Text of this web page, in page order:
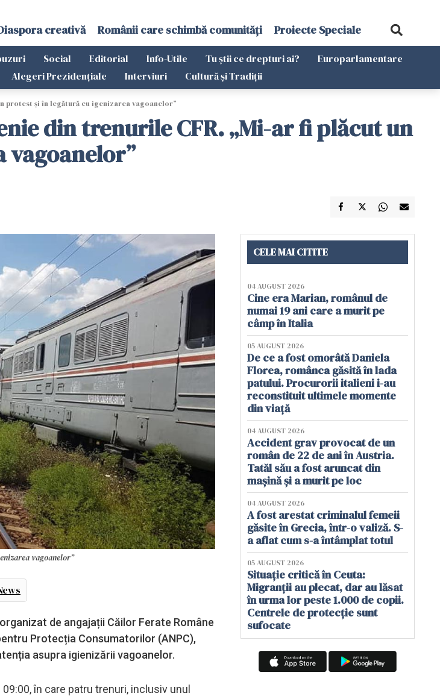
creativă Românii care schimbă comunități Proiecte Speciale
Social Editorial Info-Utile Tu știi ce drepturi ai?
Europarlamentare
Alegeri Prezidențiale Interviuri Cultură și Tradiții
protest şi în legătură cu igenizarea vagoanelor”
din trenurile CFR. „Mi-ar fi plăcut un
vagoanelor”
vagoanelor”
de angajații Căilor Ferate Române
Protecția Consumatorilor (ANPC),
asupra igienizării vagoanelor.
în care patru trenuri, inclusiv unul
CELE MAI CITITE
04 AUGUST 2026
Cine era Marian, românul de
numai 19 ani care a murit pe
câmp în Italia
05 AUGUST 2026
De ce a fost omorâtă Daniela
Florea, românca găsită în lada
patului. Procurorii italieni i-au
reconstituit ultimele momente
din viață
04 AUGUST 2026
Accident grav provocat de un
român de 22 de ani în Austria.
Tatăl său a fost aruncat din
mașină și a murit pe loc
04 AUGUST 2026
A fost arestat criminalul femeii
găsite în Grecia, într-o valiză. S-
a aflat cum s-a întâmplat totul
05 AUGUST 2026
Situație critică în Ceuta:
Migranții au plecat, dar au lăsat
în urma lor peste 1.000 de copii.
Centrele de protecție sunt
sufocate